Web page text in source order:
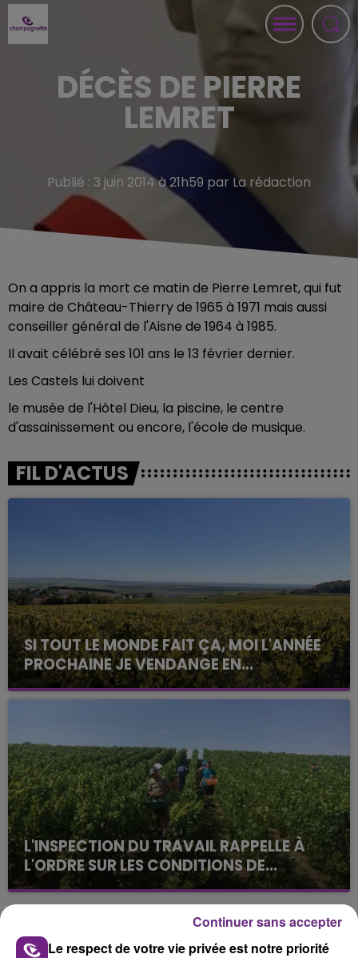
DÉCÈS DE PIERRE
LEMRET
Publié : 3 juin 2014 à 21h59 par La rédaction
On a appris la mort ce matin de Pierre Lemret, qui fut
maire de Château-Thierry de 1965 à 1971 mais aussi
conseiller général de l'Aisne de 1964 à 1985.
Il avait célébré ses 101 ans le 13 février dernier.
Les Castels lui doivent
le musée de l'Hôtel Dieu, la piscine, le centre
d'assainissement ou encore, l'école de musique.
FIL D'ACTUS
SI TOUT LE MONDE FAIT ÇA, MOI L'ANNÉE
PROCHAINE JE VENDANGE EN...
La vendange en Champagne a débuté ce jeudi 6
août dans la commune de Montgueux (Aube). Du
L'INSPECTION DU TRAVAIL RAPPELLE À
L'ORDRE SUR LES CONDITIONS DE...
Alors que les dates de début des vendange 2026
s'est avéré être plus précoce que prévu,
l'inspection du Travail en profite pour rappeler
les conditions de...
TITRES DIFFUSÉS
Le respect de votre vie privée est notre priorité
Continuer sans accepter